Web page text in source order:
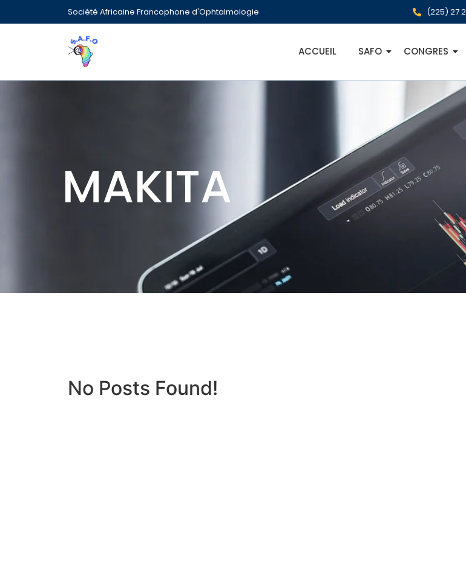
Société Africaine Francophone d'Ophtalmologie (225) 27
ACCUEIL SAFO CONGRES
MAKITA
No Posts Found!